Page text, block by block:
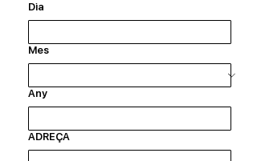
Dia
Mes
Any
ADREÇA